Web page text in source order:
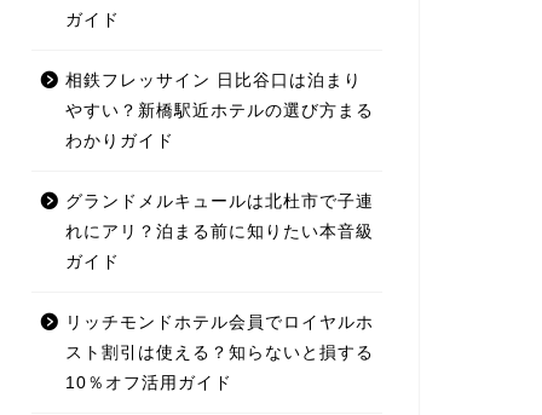
ガイド
相鉄フレッサイン 日比谷口は泊まり
やすい？新橋駅近ホテルの選び方まる
わかりガイド
グランドメルキュールは北杜市で子連
れにアリ？泊まる前に知りたい本音級
ガイド
リッチモンドホテル会員でロイヤルホ
スト割引は使える？知らないと損する
10％オフ活用ガイド